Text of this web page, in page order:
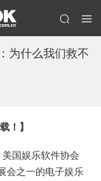
为什么我们救不
！】
国娱乐软件协会
会之一的电子娱乐